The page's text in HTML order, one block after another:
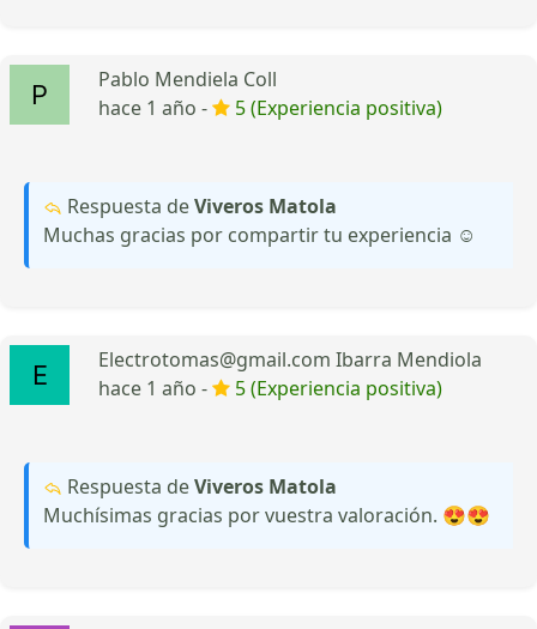
Pablo Mendiela Coll
hace 1 año -
5 (Experiencia positiva)
Respuesta deViveros Matola
Muchas gracias por compartir tu experiencia ☺️
Electrotomas@gmail.com Ibarra Mendiola
hace 1 año -
5 (Experiencia positiva)
Respuesta deViveros Matola
Muchísimas gracias por vuestra valoración. 😍😍